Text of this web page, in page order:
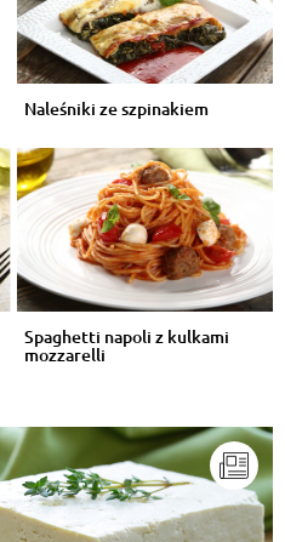
Naleśniki ze szpinakiem
Spaghetti napoli z kulkami
mozzarelli